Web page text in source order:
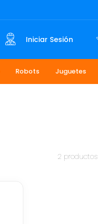
Iniciar Sesión
Robots Juguetes
2 productos